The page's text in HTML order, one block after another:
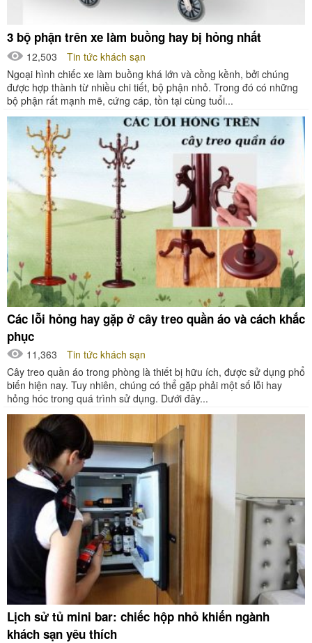
3 bộ phận trên xe làm buồng hay bị hỏng nhất
12,503
Tin tức khách sạn
Ngoại hình chiếc xe làm buồng khá lớn và cồng kềnh, bởi chúng
được hợp thành từ nhiều chi tiết, bộ phận nhỏ. Trong đó có những
bộ phận rất mạnh mẽ, cứng cáp, tồn tại cùng tuổi...
Các lỗi hỏng hay gặp ở cây treo quần áo và cách khắc
phục
11,363
Tin tức khách sạn
Cây treo quần áo trong phòng là thiết bị hữu ích, được sử dụng phổ
biến hiện nay. Tuy nhiên, chúng có thể gặp phải một số lỗi hay
hỏng hóc trong quá trình sử dụng. Dưới đây...
Lịch sử tủ mini bar: chiếc hộp nhỏ khiến ngành
khách sạn yêu thích